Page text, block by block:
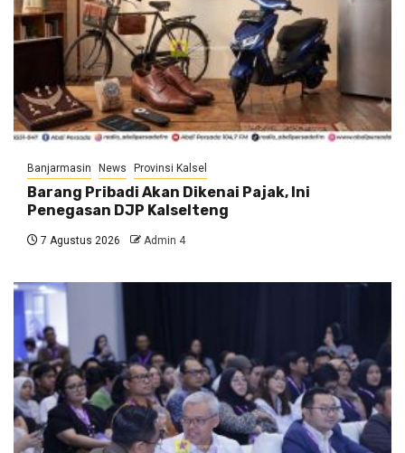
Banjarmasin News Provinsi Kalsel
Barang Pribadi Akan Dikenai Pajak, Ini
Penegasan DJP Kalselteng
7 Agustus 2026 Admin 4